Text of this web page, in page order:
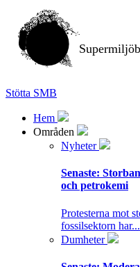
Stötta SMB
Hem
Områden
Nyheter
Senaste:
och petrokemi
Protesterna mot
fossilsektorn har...
Dumheter